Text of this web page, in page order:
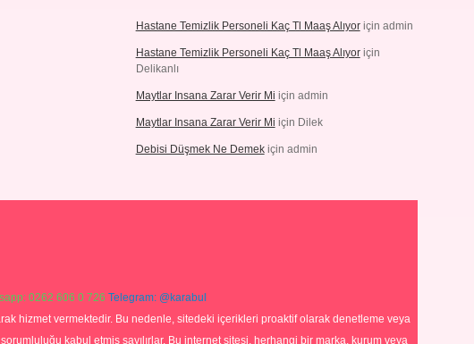
Hastane Temizlik Personeli Kaç Tl Maaş Alıyoriçin admin
Hastane Temizlik Personeli Kaç Tl Maaş Alıyoriçin
Delikanlı
Maytlar Insana Zarar Verir Mi için admin
Maytlar Insana Zarar Verir Mi için Dilek
Debisi Düşmek Ne Demekiçin admin
0262 606 0 726 Telegram: @karabul
hizmet vermektedir. Bu nedenle, sitedeki içerikleri proaktif olarak denetleme veya
kabul etmiş sayılırlar. Bu internet sitesi, herhangi bir marka, kurum veya